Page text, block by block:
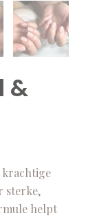
&
krachtige
sterke,
helpt